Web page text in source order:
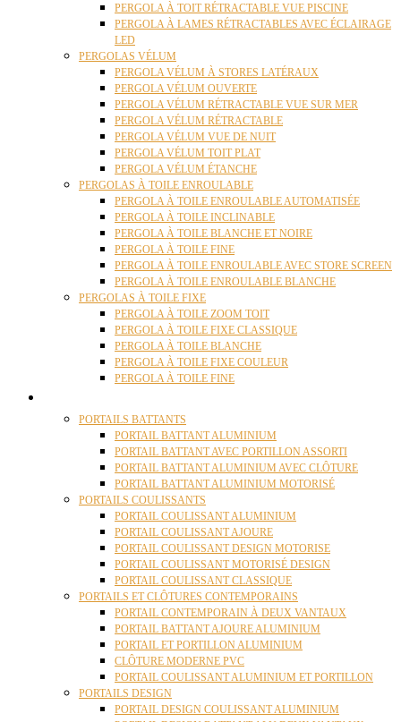
PERGOLA À TOIT RÉTRACTABLE VUE PISCINE
PERGOLA À LAMES RÉTRACTABLES AVEC ÉCLAIRAGE
LED
PERGOLAS VÉLUM
PERGOLA VÉLUM À STORES LATÉRAUX
PERGOLA VÉLUM OUVERTE
PERGOLA VÉLUM RÉTRACTABLE VUE SUR MER
PERGOLA VÉLUM RÉTRACTABLE
PERGOLA VÉLUM VUE DE NUIT
PERGOLA VÉLUM TOIT PLAT
PERGOLA VÉLUM ÉTANCHE
PERGOLAS À TOILE ENROULABLE
PERGOLA À TOILE ENROULABLE AUTOMATISÉE
PERGOLA À TOILE INCLINABLE
PERGOLA À TOILE BLANCHE ET NOIRE
PERGOLA À TOILE FINE
PERGOLA À TOILE ENROULABLE AVEC STORE SCREEN
PERGOLA À TOILE ENROULABLE BLANCHE
PERGOLAS À TOILE FIXE
PERGOLA À TOILE ZOOM TOIT
PERGOLA À TOILE FIXE CLASSIQUE
PERGOLA À TOILE BLANCHE
PERGOLA À TOILE FIXE COULEUR
PERGOLA À TOILE FINE
PORTAILS BATTANTS
PORTAIL BATTANT ALUMINIUM
PORTAIL BATTANT AVEC PORTILLON ASSORTI
PORTAIL BATTANT ALUMINIUM AVEC CLÔTURE
PORTAIL BATTANT ALUMINIUM MOTORISÉ
PORTAILS COULISSANTS
PORTAIL COULISSANT ALUMINIUM
PORTAIL COULISSANT AJOURE
PORTAIL COULISSANT DESIGN MOTORISE
PORTAIL COULISSANT MOTORISÉ DESIGN
PORTAIL COULISSANT CLASSIQUE
PORTAILS ET CLÔTURES CONTEMPORAINS
PORTAIL CONTEMPORAIN À DEUX VANTAUX
PORTAIL BATTANT AJOURE ALUMINIUM
PORTAIL ET PORTILLON ALUMINIUM
CLÔTURE MODERNE PVC
PORTAIL COULISSANT ALUMINIUM ET PORTILLON
PORTAILS DESIGN
PORTAIL DESIGN COULISSANT ALUMINIUM